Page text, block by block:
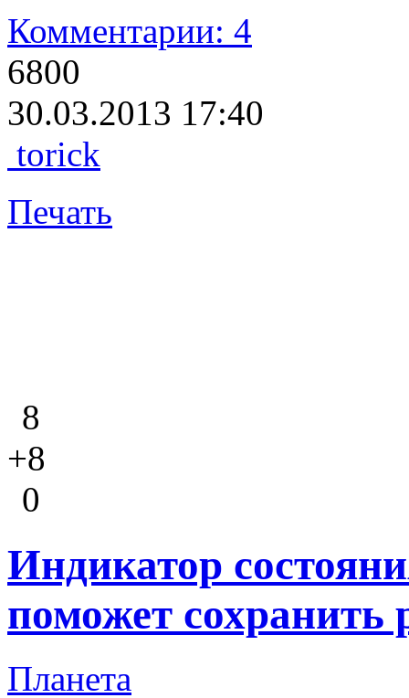
Комментарии: 4
6800
30.03.2013 17:40
torick
Печать
8
+8
0
Индикатор
поможет сохранить
Планета